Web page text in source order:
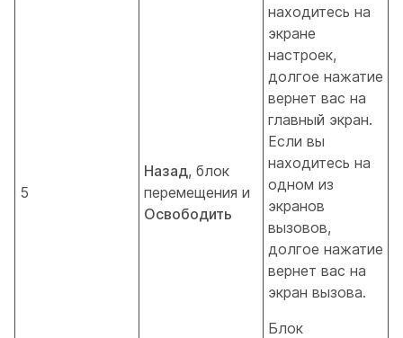
5
Назад, блок
перемещения и
Освободить
находитесь на
экране
настроек,
долгое нажатие
вернет вас на
главный экран.
Если вы
находитесь на
одном из
экранов
вызовов,
долгое нажатие
вернет вас на
экран вызова.
Блок